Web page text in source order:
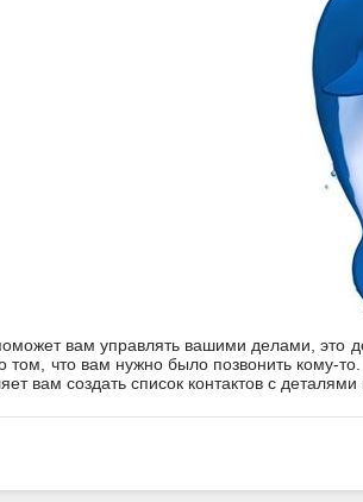
вам управлять вашими делами, это
том, что вам нужно было позвонить кому-
вам создать список контактов с